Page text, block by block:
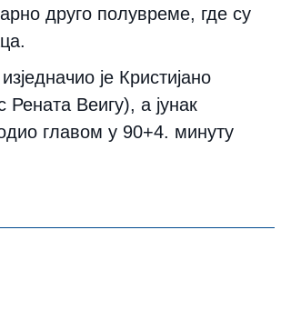
друго полувреме, где су
је Кристијано
Веигу), а јунак
главом у 90+4. минуту